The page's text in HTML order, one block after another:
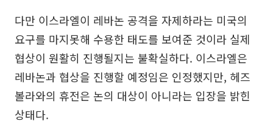
다만 이스라엘이 레바논 공격을 자제하라는 미국의
요구를 마지못해 수용한 태도를 보여준 것이라 실제
협상이 원활히 진행될지는 불확실하다. 이스라엘은
레바논과 협상을 진행할 예정임은 인정했지만, 헤즈
볼라와의 휴전은 논의 대상이 아니라는 입장을 밝힌
상태다.